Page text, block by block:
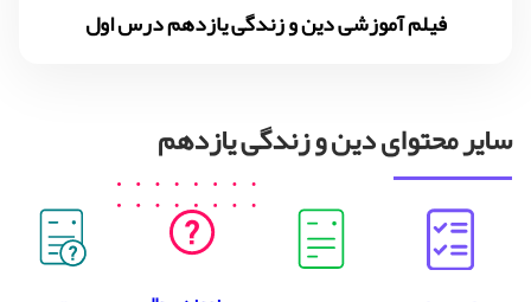
فیلم آموزشی دین و زندگی یازدهم درس اول
سایر محتوای دین و زندگی یازدهم